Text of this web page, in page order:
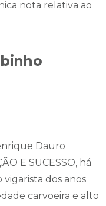
nota relativa ao
Dauro
E SUCESSO, há
dos anos
carvoeira e alto